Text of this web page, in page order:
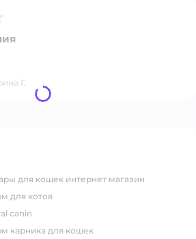
Г.
для кошек интернет магазин
для котов
canin
карника для кошек